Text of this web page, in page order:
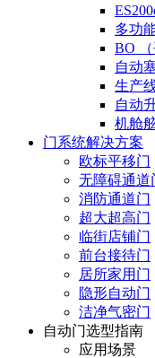
多功
BO
自动
生产
自动
机舱
门系统解决方案
欧标平移门
无障碍通道
消防通道门
超大超高门
临街店铺门
前台接待门
居所家用门
隐形自动门
洁净气密门
自动门选型指南
应用场景